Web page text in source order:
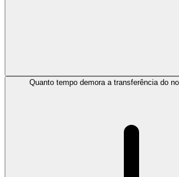
Quanto tempo demora a transferência do